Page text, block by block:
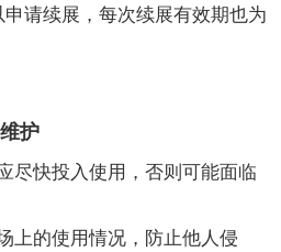
请续展，每次续展有效期也为
护
尽快投入使用，否则可能面临
上的使用情况，防止他人侵